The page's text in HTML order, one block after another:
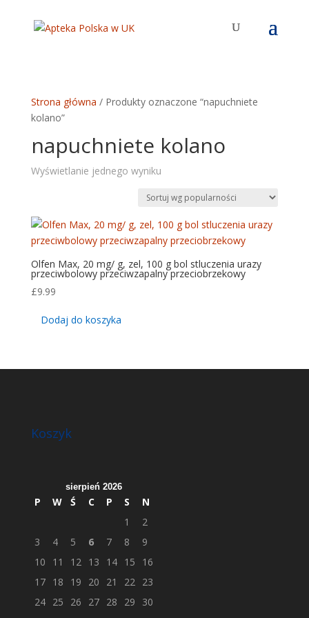
Strona główna / Produkty oznaczone “napuchniete
kolano”
napuchniete kolano
Wyświetlanie jednego wyniku
Olfen Max, 20 mg/ g, zel, 100 g bol stluczenia urazy
przeciwbolowy przeciwzapalny przeciobrzekowy
£9.99
Dodaj do koszyka
Koszyk
sierpień 2026
P W Ś C P S
N
1
2
3
4 5 6 7 8
9
10
11 12 13 14 15
16
17 18 19 20 21 22 23
24 25 26 27 28 29
30